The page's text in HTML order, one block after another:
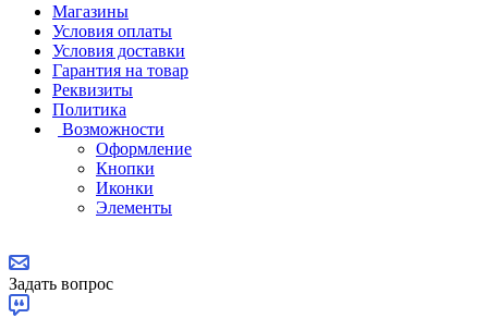
Магазины
Условия оплаты
Условия доставки
Гарантия на товар
Реквизиты
Политика
Возможности
Оформление
Кнопки
Иконки
Элементы
Задать вопрос